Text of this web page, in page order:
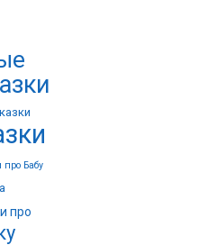
про Бабу
про